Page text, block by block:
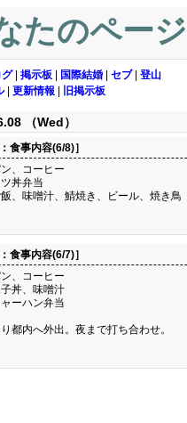
たのページ
グ| 掲示板 国際結婚 セブ| 登山
| 更新情報 旧掲示板
（Wed）
食事内容(6/8)］
、コーヒー
丼弁当
、味噌汁、鯖焼き、ビール、焼き鳥
食事内容(6/7)］
、コーヒー
丼、味噌汁
ーハン弁当
都内へ外出。夜まで打ち合わせ。